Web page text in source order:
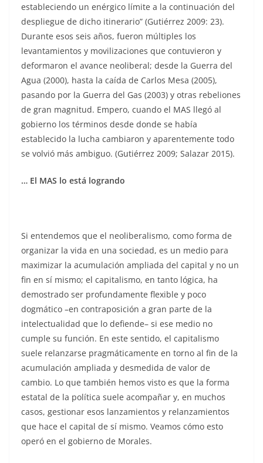
estableciendo un enérgico límite a la continuación del
despliegue de dicho itinerario” (Gutiérrez 2009: 23).
Durante esos seis años, fueron múltiples los
levantamientos y movilizaciones que contuvieron y
deformaron el avance neoliberal; desde la Guerra del
Agua (2000), hasta la caída de Carlos Mesa (2005),
pasando por la Guerra del Gas (2003) y otras rebeliones
de gran magnitud. Empero, cuando el MAS llegó al
gobierno los términos desde donde se había
establecido la lucha cambiaron y aparentemente todo
se volvió más ambiguo. (Gutiérrez 2009; Salazar 2015).
… El MAS lo está logrando
Si entendemos que el neoliberalismo, como forma de
organizar la vida en una sociedad, es un medio para
maximizar la acumulación ampliada del capital y no un
fin en sí mismo; el capitalismo, en tanto lógica, ha
demostrado ser profundamente flexible y poco
dogmático –en contraposición a gran parte de la
intelectualidad que lo defiende– si ese medio no
cumple su función. En este sentido, el capitalismo
suele relanzarse pragmáticamente en torno al fin de la
acumulación ampliada y desmedida de valor de
cambio. Lo que también hemos visto es que la forma
estatal de la política suele acompañar y, en muchos
casos, gestionar esos lanzamientos y relanzamientos
que hace el capital de sí mismo. Veamos cómo esto
operó en el gobierno de Morales.